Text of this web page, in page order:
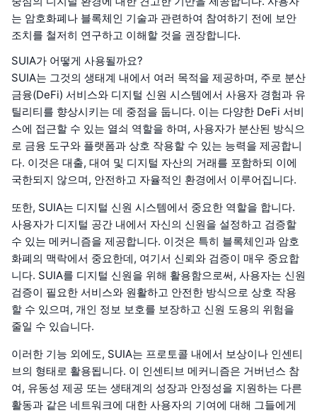
는 암호화폐나 블록체인 기술과 관련하여 참여하기 전에 보안
조치를 철저히 연구하고 이해할 것을 권장합니다.
SUIA가 어떻게 사용될까요?
SUIA는 그것의 생태계 내에서 여러 목적을 제공하며, 주로 분산
금융(DeFi) 서비스와 디지털 신원 시스템에서 사용자 경험과 유
틸리티를 향상시키는 데 중점을 둡니다. 이는 다양한 DeFi 서비
스에 접근할 수 있는 열쇠 역할을 하며, 사용자가 분산된 방식으
로 금융 도구와 플랫폼과 상호 작용할 수 있는 능력을 제공합니
다. 이것은 대출, 대여 및 디지털 자산의 거래를 포함하되 이에
국한되지 않으며, 안전하고 자율적인 환경에서 이루어집니다.
또한, SUIA는 디지털 신원 시스템에서 중요한 역할을 합니다.
사용자가 디지털 공간 내에서 자신의 신원을 설정하고 검증할
수 있는 메커니즘을 제공합니다. 이것은 특히 블록체인과 암호
화폐의 맥락에서 중요한데, 여기서 신뢰와 검증이 매우 중요합
니다. SUIA를 디지털 신원을 위해 활용함으로써, 사용자는 신원
검증이 필요한 서비스와 원활하고 안전한 방식으로 상호 작용
할 수 있으며, 개인 정보 보호를 보장하고 신원 도용의 위험을
줄일 수 있습니다.
이러한 기능 외에도, SUIA는 프로토콜 내에서 보상이나 인센티
브의 형태로 활용됩니다. 이 인센티브 메커니즘은 거버넌스 참
여, 유동성 제공 또는 생태계의 성장과 안정성을 지원하는 다른
활동과 같은 네트워크에 대한 사용자의 기여에 대해 그들에게